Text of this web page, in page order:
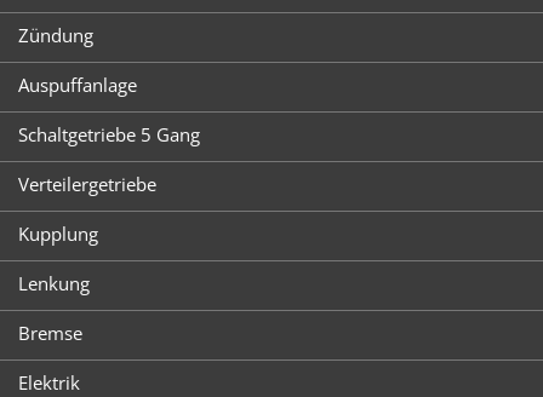
Zündung
Auspuffanlage
Schaltgetriebe 5 Gang
Verteilergetriebe
Kupplung
Lenkung
Bremse
Elektrik